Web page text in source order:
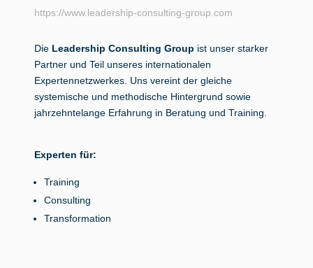
https://www.leadership-consulting-group.com
Die Leadership Consulting Group ist unser starker
Partner und Teil unseres internationalen
Expertennetzwerkes. Uns vereint der gleiche
systemische und methodische Hintergrund sowie
jahrzehntelange Erfahrung in Beratung und Training.
Experten für:
Training
Consulting
Transformation